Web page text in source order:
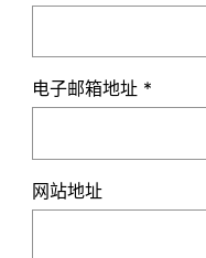
电子邮箱地址 *
网站地址